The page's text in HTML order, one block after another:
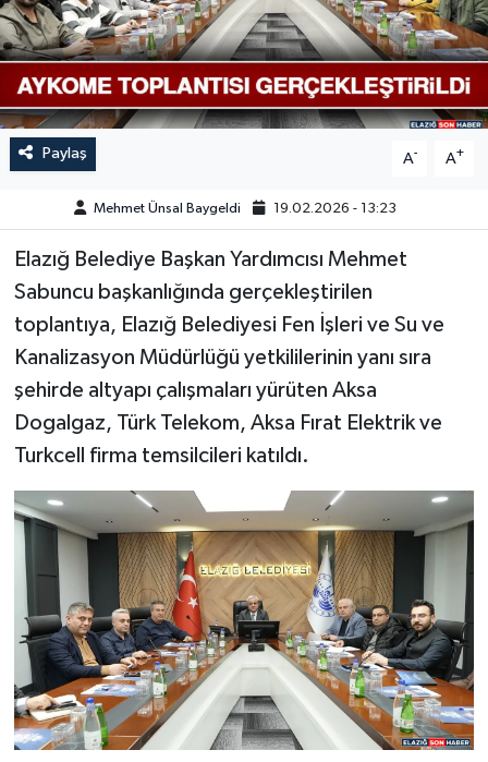
Paylaş A- A+
Mehmet Ünsal Baygeldi 19.02.2026 - 13:23
Elazığ Belediye Başkan Yardımcısı Mehmet
Sabuncu başkanlığında gerçekleştirilen
toplantıya, Elazığ Belediyesi Fen İşleri ve Su ve
Kanalizasyon Müdürlüğü yetkililerinin yanı sıra
şehirde altyapı çalışmaları yürüten Aksa
Dogalgaz, Türk Telekom, Aksa Fırat Elektrik ve
Turkcell firma temsilcileri katıldı.
KÜLTÜR-SANAT
MAGAZİN
MEDYA
ÖZEL HABER
POLİTİKA
SAĞLIK
SİYASET
SPOR
YAŞAM